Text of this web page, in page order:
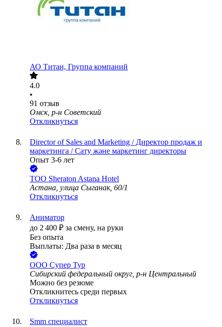
АО Титан, Группа компаний
4.0
•
91 отзыв
Омск, р-н Советский
Откликнуться
Director of Sales and Marketing / Директор продаж и
маркетинга / Сату және маркетинг директоры
Опыт 3-6 лет
ТОО Sheraton Astana Hotel
Астана, улица Сыганак, 60/1
Откликнуться
Аниматор
до 2 400 ₽ за смену, на руки
Без опыта
Выплаты: Два раза в месяц
ООО Супер Тур
Сибирский федеральный округ, р-н Центральный
Можно без резюме
Откликнитесь среди первых
Откликнуться
Smm специалист